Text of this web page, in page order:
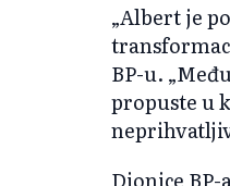
„Albert je
BP-u.
propuste u
Dionice